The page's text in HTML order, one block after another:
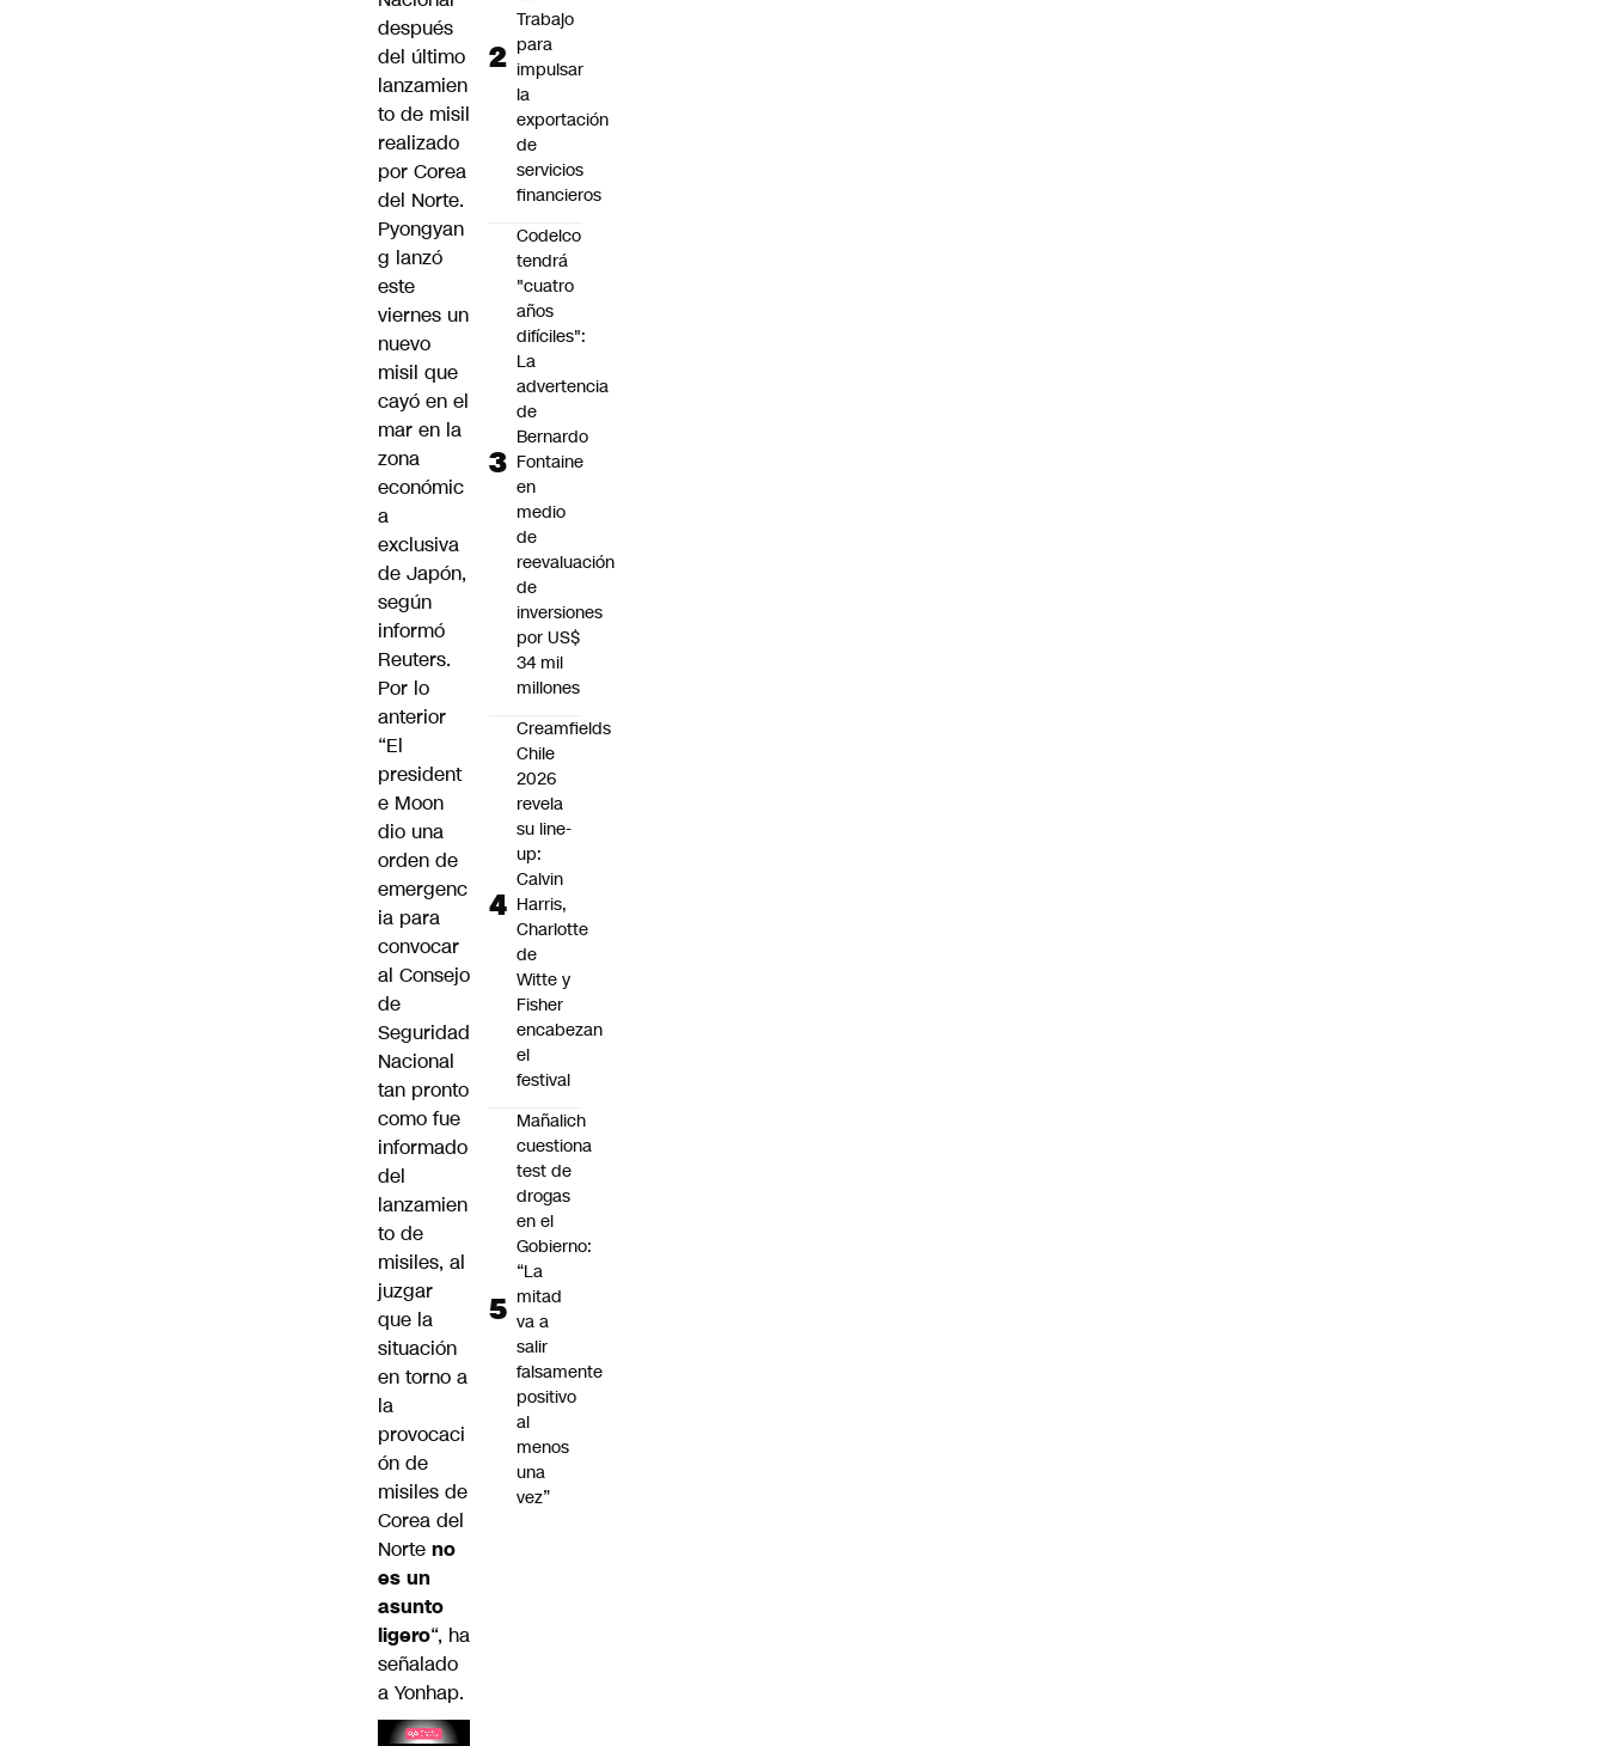
después
del último
lanzamien
to de misil
realizado
por Corea
del Norte.
Pyongyan
g lanzó
este
viernes un
nuevo
misil que
cayó en el
mar en la
zona
económic
a
exclusiva
de Japón,
según
informó
Reuters.
Por lo
anterior
“El
president
e Moon
dio una
orden de
emergenc
ia para
convocar
al Consejo
de
Seguridad
Nacional
tan pronto
como fue
informado
del
lanzamien
to de
misiles, al
juzgar
que la
situación
en torno a
la
provocaci
ón de
misiles de
Corea del
Norte no
es un
asunto
ligero“, ha
señalado
a Yonhap.
Trabajo
para
impulsar
la
exportación
de
servicios
financieros
Codelco
tendrá
"cuatro
años
difíciles":
La
advertencia
de
Bernardo
Fontaine
en
medio
de
reevaluación
de
inversiones
por US$
34 mil
millones
Creamfields
Chile
2026
revela
su line-
up:
Calvin
Harris,
Charlotte
de
Witte y
Fisher
encabezan
el
festival
Mañalich
cuestiona
test de
drogas
en el
Gobierno:
“La
mitad
va a
salir
falsamente
positivo
al
menos
una
vez”